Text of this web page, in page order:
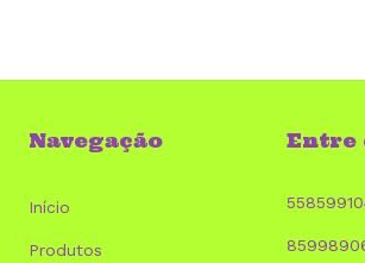
Navegação
Início
Produtos
Entre